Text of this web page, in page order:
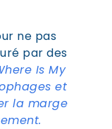
ne pas
par des
Is My
et
la marge